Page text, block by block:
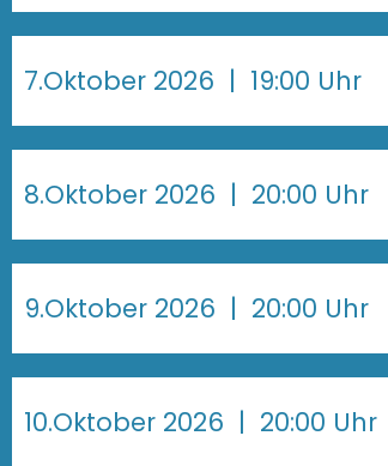
7.Oktober 2026 | 19:00 Uhr
8.Oktober 2026 | 20:00 Uhr
9.Oktober 2026 | 20:00 Uhr
10.Oktober 2026 | 20:00 Uhr